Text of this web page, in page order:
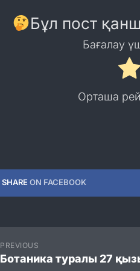
Бұл пост
Бағалау
Орташа
SHARE ON FACEBOOK
PREVIOUS